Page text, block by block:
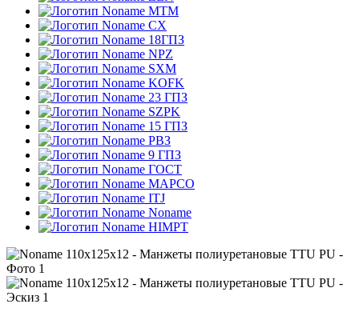
MTM
CX
18ГПЗ
NPZ
SXM
KOFK
23 ГПЗ
SZPK
15 ГПЗ
РВЗ
9 ГПЗ
ГОСТ
MAPCO
ITJ
Noname
HIMPT